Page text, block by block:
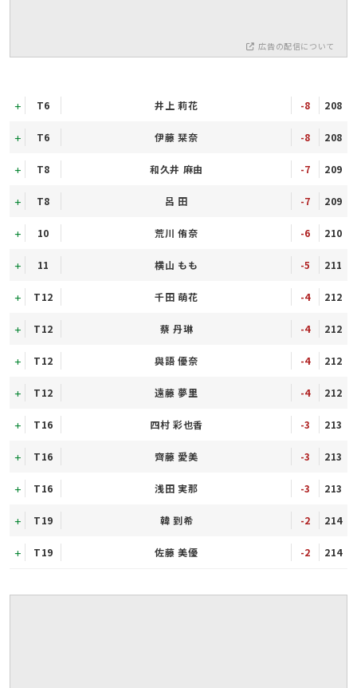
広告の配信について
T6 井上 莉花 -8 208
T6 伊藤 栞奈 -8 208
T8 和久井 麻由 -7 209
T8 呂 田 -7 209
10 荒川 侑奈 -6 210
11 横山 もも -5 211
T12 千田 萌花 -4 212
T12 蔡 丹琳 -4 212
T12 與語 優奈 -4 212
T12 遠藤 夢里 -4 212
T16 四村 彩也香 -3 213
T16 齊藤 愛美 -3 213
T16 浅田 実那 -3 213
T19 韓 到希 -2 214
T19 佐藤 美優 -2 214